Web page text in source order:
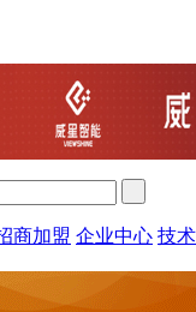
商加盟 企业中心 技